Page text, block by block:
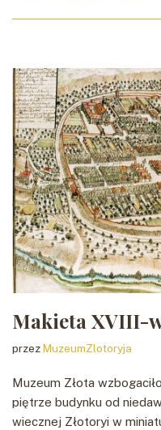
Makieta XVIII-
przezMuzeumZlotoryja
Muzeum Złota
piętrze budynku od
wiecznej Złotoryi w